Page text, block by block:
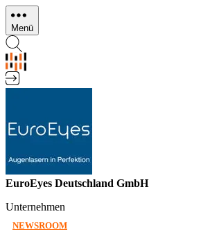
Direkt
zum
Inhalt
Menü
EuroEyes Deutschland GmbH
Unternehmen
NEWSROOM